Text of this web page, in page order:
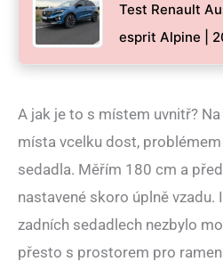
Test Renault
esprit Alpine |
A jak je to s místem uvnitř?
místa vcelku dost,
sedadla. Měřím 180 cm a
nastavené skoro úplně vzadu.
zadních sedadlech nezbylo
přesto s prostorem pro